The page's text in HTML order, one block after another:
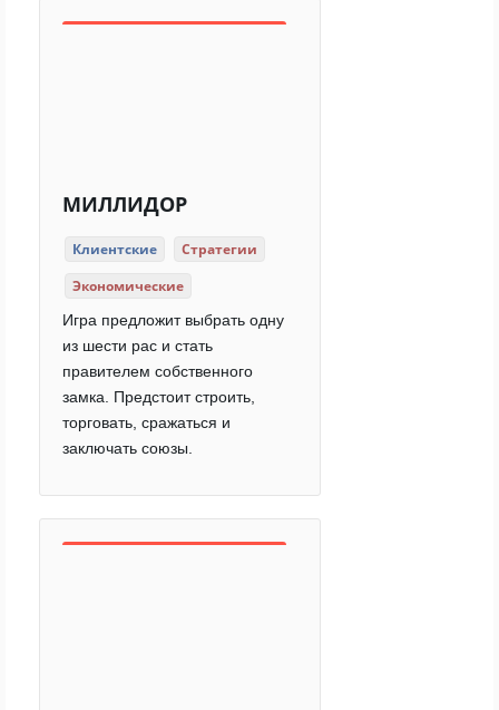
МИЛЛИДОР
Клиентские
Стратегии
Экономические
Игра предложит выбрать одну
из шести рас и стать
правителем собственного
замка. Предстоит строить,
торговать, сражаться и
заключать союзы.